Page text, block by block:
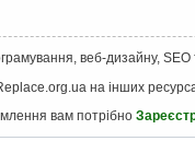
веб-дизайну,
на інших
вам потрібно